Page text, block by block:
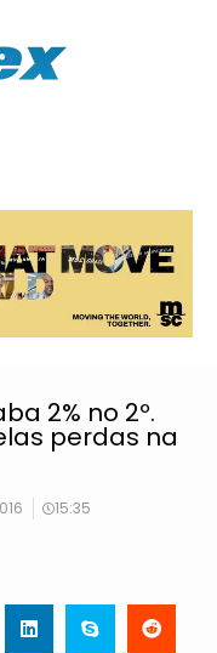
2% no 2º.
perdas na
15:35